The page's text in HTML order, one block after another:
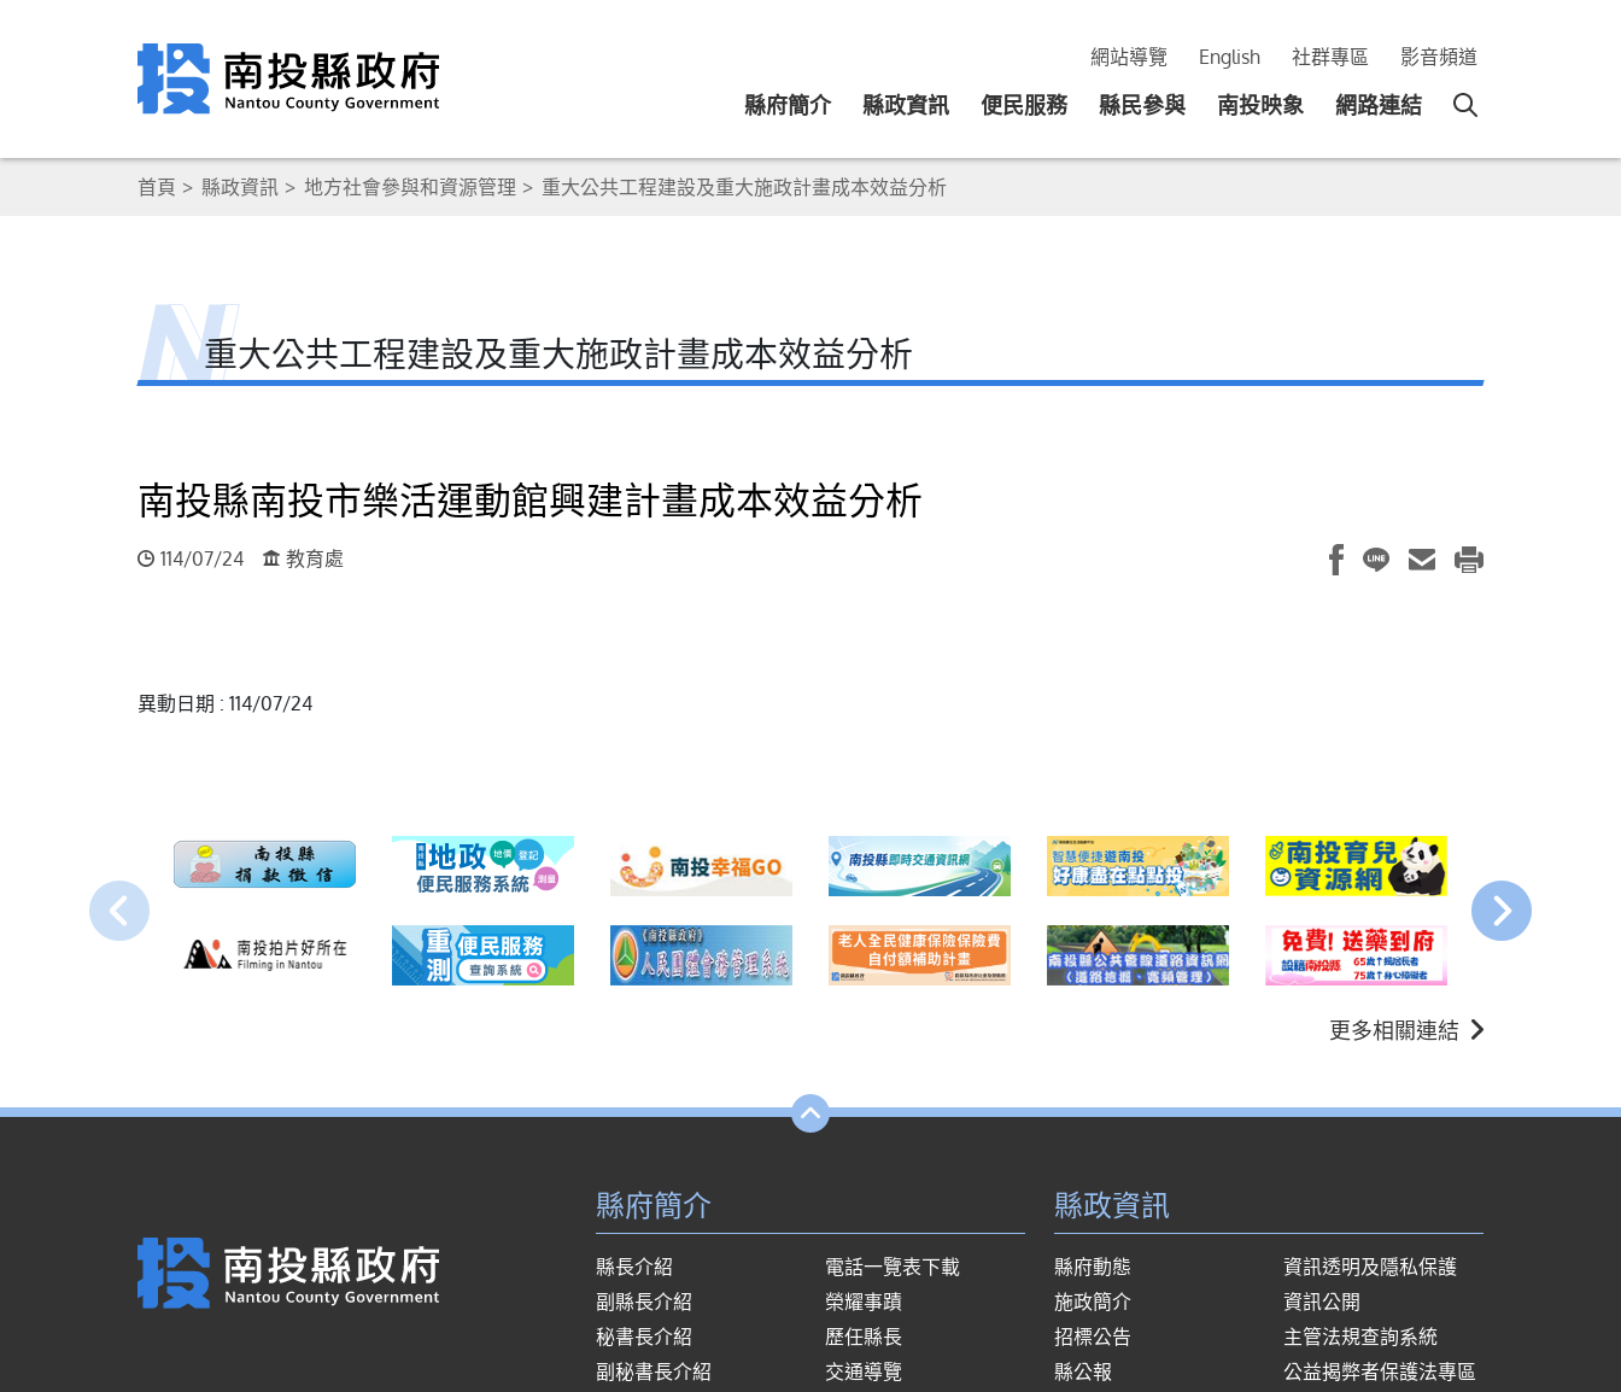
網站導覽 English 社群專區 影音頻道
縣府簡介 縣政資訊 便民服務 縣民參與 南投映象 網路連結
首頁 縣政資訊 地方社會參與和資源管理 重大公共工程建設及重大施政計畫成本效益分析
重大公共工程建設及重大施政計畫成本效益分析
南投縣南投市樂活運動館興建計畫成本效益分析
114/07/24 教育處
異動日期 : 114/07/24
更多相關連結
縣府簡介
縣長介紹
副縣長介紹
秘書長介紹
副秘書長介紹
電話一覽表下載
榮耀事蹟
歷任縣長
交通導覽
縣政資訊
縣府動態
施政簡介
招標公告
縣公報
資訊透明及隱私保護
資訊公開
主管法規查詢系統
公益揭弊者保護法專區